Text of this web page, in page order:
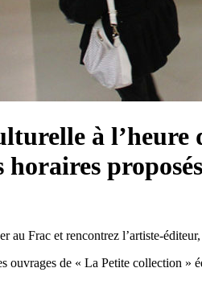
à l’heure
horaires
au Frac et rencontrez l’artiste-
ouvrages de « La Petite collection »